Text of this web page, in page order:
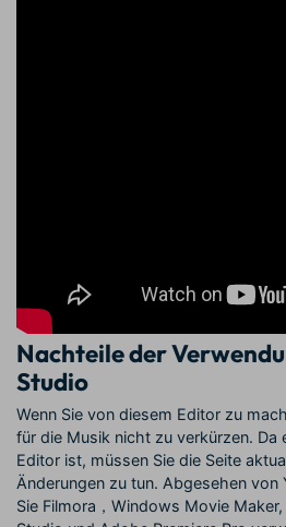
Nachteile der
Studio
Wenn Sie von diesem Editor zu
für die Musik nicht zu verkürzen. Da
Editor ist, müssen Sie die Seite
Änderungen zu tun. Abgesehen von
Sie Filmora，Windows Movie